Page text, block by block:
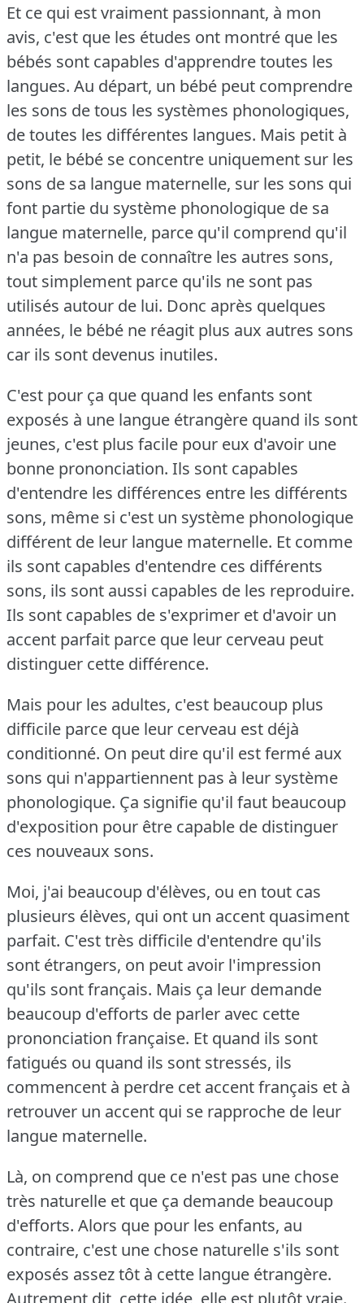
Et ce qui est vraiment passionnant, à mon
avis, c'est que les études ont montré que les
bébés sont capables d'apprendre toutes les
langues. Au départ, un bébé peut comprendre
les sons de tous les systèmes phonologiques,
de toutes les différentes langues. Mais petit à
petit, le bébé se concentre uniquement sur les
sons de sa langue maternelle, sur les sons qui
font partie du système phonologique de sa
langue maternelle, parce qu'il comprend qu'il
n'a pas besoin de connaître les autres sons,
tout simplement parce qu'ils ne sont pas
utilisés autour de lui. Donc après quelques
années, le bébé ne réagit plus aux autres sons
car ils sont devenus inutiles.
C'est pour ça que quand les enfants sont
exposés à une langue étrangère quand ils sont
jeunes, c'est plus facile pour eux d'avoir une
bonne prononciation. Ils sont capables
d'entendre les différences entre les différents
sons, même si c'est un système phonologique
différent de leur langue maternelle. Et comme
ils sont capables d'entendre ces différents
sons, ils sont aussi capables de les reproduire.
Ils sont capables de s'exprimer et d'avoir un
accent parfait parce que leur cerveau peut
distinguer cette différence.
Mais pour les adultes, c'est beaucoup plus
difficile parce que leur cerveau est déjà
conditionné. On peut dire qu'il est fermé aux
sons qui n'appartiennent pas à leur système
phonologique. Ça signifie qu'il faut beaucoup
d'exposition pour être capable de distinguer
ces nouveaux sons.
Moi, j'ai beaucoup d'élèves, ou en tout cas
plusieurs élèves, qui ont un accent quasiment
parfait. C'est très difficile d'entendre qu'ils
sont étrangers, on peut avoir l'impression
qu'ils sont français. Mais ça leur demande
beaucoup d'efforts de parler avec cette
prononciation française. Et quand ils sont
fatigués ou quand ils sont stressés, ils
commencent à perdre cet accent français et à
retrouver un accent qui se rapproche de leur
langue maternelle.
Là, on comprend que ce n'est pas une chose
très naturelle et que ça demande beaucoup
d'efforts. Alors que pour les enfants, au
contraire, c'est une chose naturelle s'ils sont
exposés assez tôt à cette langue étrangère.
Autrement dit, cette idée, elle est plutôt vraie.